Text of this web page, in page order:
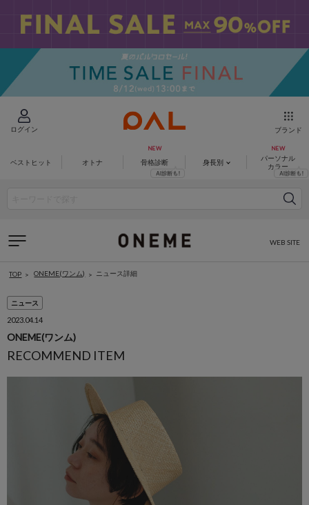
ログイン ブランド
ベストヒット オトナ 骨格診断 身長別
パーソナル
カラー
WEB SITE
TOP ONEME(ワンム) ニュース詳細
ニュース
2023.04.14
ONEME(ワンム)
RECOMMEND ITEM